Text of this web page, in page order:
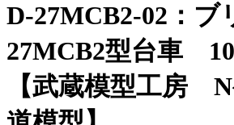
D-27MCB2-02：ブ
27MCB2型台車
【武蔵模型工房